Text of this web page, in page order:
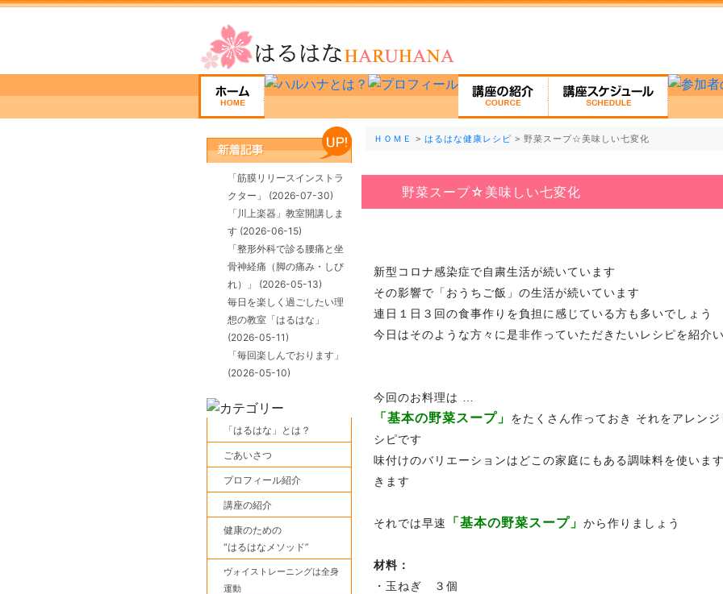
ＨＯＭＥ > はるはな健康レシピ > 野菜スープ☆美味しい七変化
野菜スープ☆美味しい七変化
新型コロナ感染症で自粛生活が続いています
その影響で「おうちご飯」の生活が続いています
連日１日３回の食事作りを負担に感じている方も多いでしょう
今日はそのような方々に是非作っていただきたいレシピを紹介
今回のお料理は …
「基本の野菜スープ」 をたくさん作っておき それをアレンジ
シピです
味付けのバリエーションはどこの家庭にもある調味料を使いま
きます
それでは早速 「基本の野菜スープ」 から作りましょう
材料：
・玉ねぎ ３個
「筋膜リリースインストラ
クター」 (2026-07-30)
「川上楽器」教室開講しま
す (2026-06-15)
「整形外科で診る腰痛と坐
骨神経痛（脚の痛み・しび
れ）」 (2026-05-13)
毎日を楽しく過ごしたい理
想の教室「はるはな」
(2026-05-11)
「毎回楽しんでおります」
(2026-05-10)
「はるはな」とは？
ごあいさつ
プロフィール紹介
講座の紹介
健康のための
“はるはなメソッド”
ヴォイストレーニングは全身
運動